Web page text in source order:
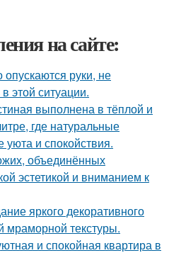
на сайте:
руки, не
этой ситуации.
выполнена в тёплой и
где натуральные
и спокойствия.
объединённых
эстетикой и вниманием к
яркого декоративного
мраморной текстуры.
и спокойная квартира в